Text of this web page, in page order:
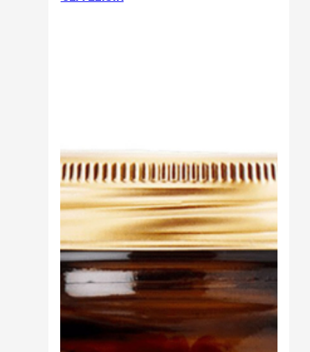
Dimagrimento naturale
Ipoglicemizzanti
Diuretici Naturali
Termogenici
Altro